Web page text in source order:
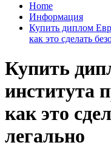
Home
Информация
Купить диплом
как это сделать
Купить
института
как это
легально